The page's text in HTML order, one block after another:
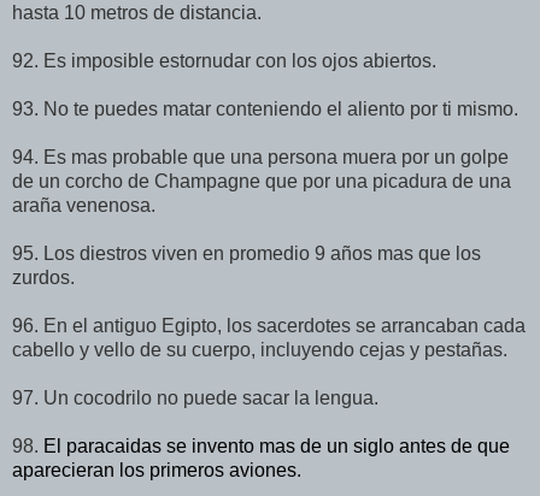
hasta 10 metros de distancia.
92. Es imposible estornudar con los ojos abiertos.
93. No te puedes matar conteniendo el aliento por ti mismo.
94. Es mas probable que una persona muera por un golpe
de un corcho de Champagne que por una picadura de una
araña venenosa.
95. Los diestros viven en promedio 9 años mas que los
zurdos.
96. En el antiguo Egipto, los sacerdotes se arrancaban cada
cabello y vello de su cuerpo, incluyendo cejas y pestañas.
97. Un cocodrilo no puede sacar la lengua.
98. El paracaidas se invento mas de un siglo antes de que
aparecieran los primeros aviones.